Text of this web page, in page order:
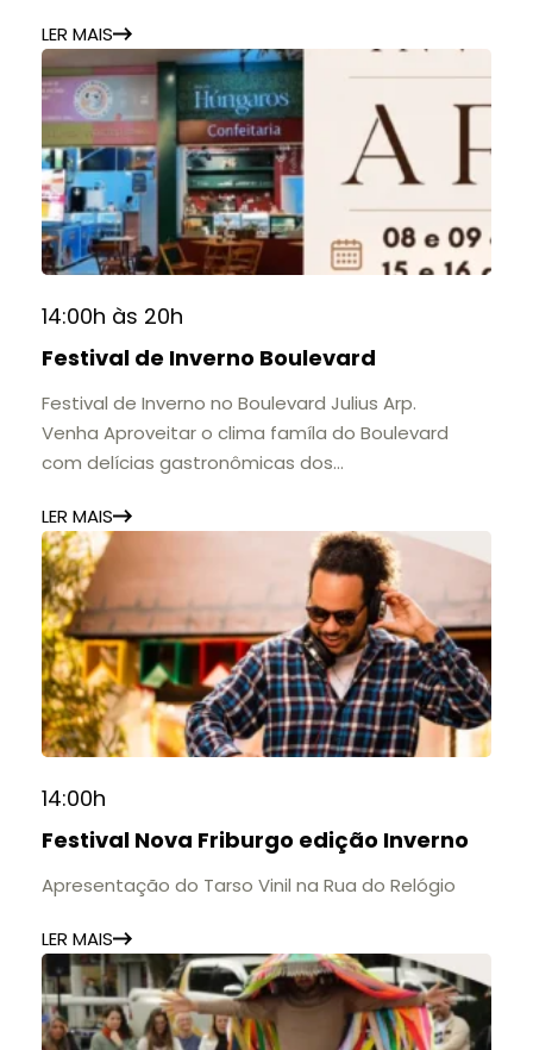
importantes instituições de ensino de Nova
Friburgo e do Brasil.
A mostra convida o público a conhecer o legado
do Colégio Anchieta por meio de documentos,
histórias e marcos que evidenciam sua
contribuição para a educação, a cultura e a
formação de gerações.
📍 Casarão Julius Arp
📅 Até 30 de setembro
11h às 17h
🎟️ Entrada gratuita.
LER MAIS
14:00h às 20h
Festival de Inverno Boulevard
Festival de Inverno no Boulevard Julius Arp.
Venha Aproveitar o clima famíla do Boulevard
com delícias gastronômicas dos
LER MAIS
14:00h
Festival Nova Friburgo edição Inverno
Apresentação do Tarso Vinil na Rua do Relógio
LER MAIS